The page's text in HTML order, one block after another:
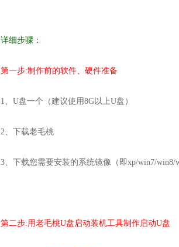
详细步骤：
第一步:制作前的软件、硬件准备
1、U盘一个（建议使用8G以上U盘）
2、下载老毛桃
3、下载您需要安装的系统镜像（即xp/win7/win8/
第二步:用老毛桃U盘启动装机工具制作启动U盘